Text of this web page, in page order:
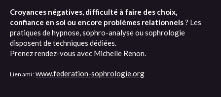
Croyances négatives, difficulté à faire des choix,
confiance en soi ou encore problèmes relationnels? Les
pratiques de hypnose, sophro-analyse ou sophrologie
disposent de techniques dédiées.
Prenez rendez-vous avec Michelle Renon.
Lien ami :www.federation-sophrologie.org